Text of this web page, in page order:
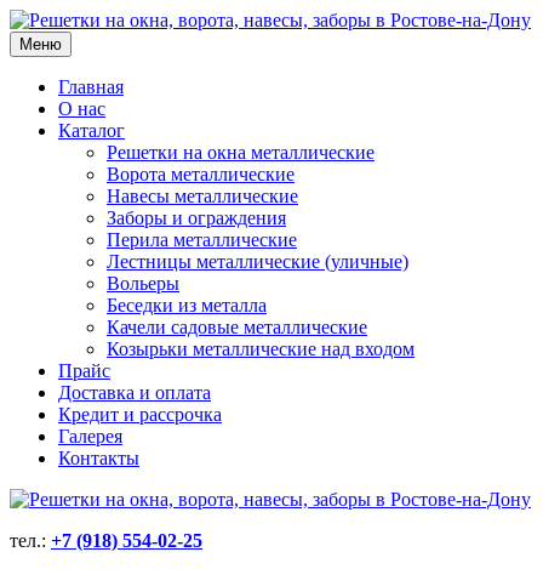
Меню
Главная
О нас
Каталог
Решетки на окна металлические
Ворота металлические
Навесы металлические
Заборы и ограждения
Перила металлические
Лестницы металлические (уличные)
Вольеры
Беседки из металла
Качели садовые металлические
Козырьки металлические над входом
Прайс
Доставка и оплата
Кредит и рассрочка
Галерея
Контакты
тел.: +7 (918) 554-02-25